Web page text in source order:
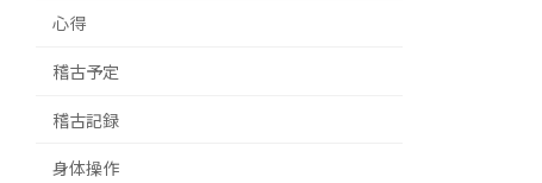
心得
稽古予定
稽古記録
身体操作